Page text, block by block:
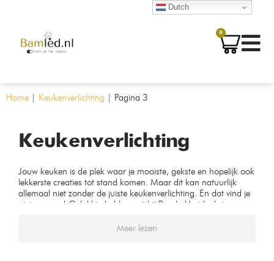
0
Home | Keukenverlichting | Pagina 3
Keukenverlichting
Jouw keuken is de plek waar je mooiste, gekste en hopelijk ook
lekkerste creaties tot stand komen. Maar dit kan natuurlijk
allemaal niet zonder de juiste keukenverlichting. En dat vind je
niet zomaar! Gelukkig hebben wij bij Bamled het leukste
Meer lezen
Dutch